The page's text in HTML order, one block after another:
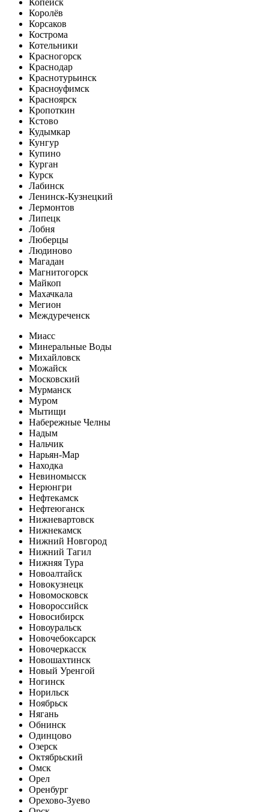
Королёв
Корсаков
Кострома
Котельники
Красногорск
Краснодар
Краснотурьинск
Красноуфимск
Красноярск
Кропоткин
Кстово
Кудымкар
Кунгур
Купино
Курган
Курск
Лабинск
Ленинск-Кузнецкий
Лермонтов
Липецк
Лобня
Люберцы
Людиново
Магадан
Магнитогорск
Майкоп
Махачкала
Мегион
Междуреченск
Миасс
Минеральные Воды
Михайловск
Можайск
Московский
Мурманск
Муром
Мытищи
Набережные Челны
Надым
Нальчик
Нарьян-Мар
Находка
Невиномысск
Нерюнгри
Нефтекамск
Нефтеюганск
Нижневартовск
Нижнекамск
Нижний Новгород
Нижний Тагил
Нижняя Тура
Новоалтайск
Новокузнецк
Новомосковск
Новороссийск
Новосибирск
Новоуральск
Новочебоксарск
Новочеркасск
Новошахтинск
Новый Уренгой
Ногинск
Норильск
Ноябрьск
Нягань
Обнинск
Одинцово
Озерск
Октябрьский
Омск
Орел
Оренбург
Орехово-Зуево